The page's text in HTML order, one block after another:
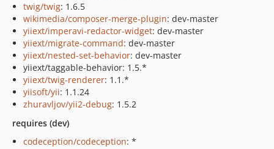
twig/twig: 1.6.5
wikimedia/composer-merge-plugin: dev-master
yiiext/imperavi-redactor-widget: dev-master
yiiext/migrate-command: dev-master
yiiext/nested-set-behavior: dev-master
yiiext/taggable-behavior: 1.5.*
yiiext/twig-renderer: 1.1.*
yiisoft/yii: 1.1.24
zhuravljov/yii2-debug: 1.5.2
requires (dev)
codeception/codeception: *